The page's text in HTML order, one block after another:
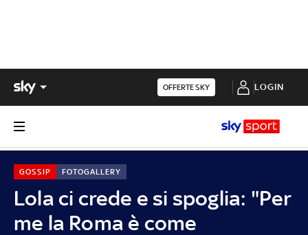
OFFERTE SKY LOGIN
Lola ci crede e si spoglia: "Per
me la Roma è come
GOSSIP FOTOGALLERY